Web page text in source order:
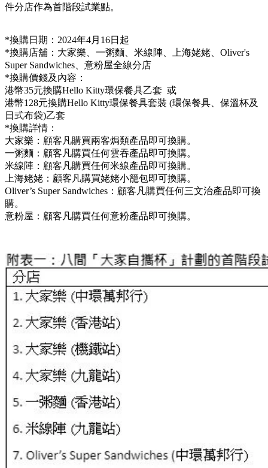
件分店作為首階段試業點。
*換購日期：2024年4月16日起
*換購店舖：大家樂、一粥麵、米線陣、上海姥姥、 Oliver's
Super Sandwiches 、意粉屋全線分店
*換購價錢及內容：
港幣35元換購Hello Kitty環保餐具乙套 或
港幣128元換購Hello Kitty環保餐具套裝 (環保餐具、保溫杯及
日式布袋)乙套
*換購詳情：
大家樂：顧客凡購買兩客焗類產品即可換購。
一粥麵：顧客凡購買任何雲吞產品即可換購。
米線陣：顧客凡購買任何米線產品即可換購。
上海姥姥：顧客凡購買姥姥小籠包即可換購。
Oliver’s Super Sandwiches：顧客凡購買任何三文治產品即可換
購。
意粉屋：顧客凡購買任何意粉產品即可換購。